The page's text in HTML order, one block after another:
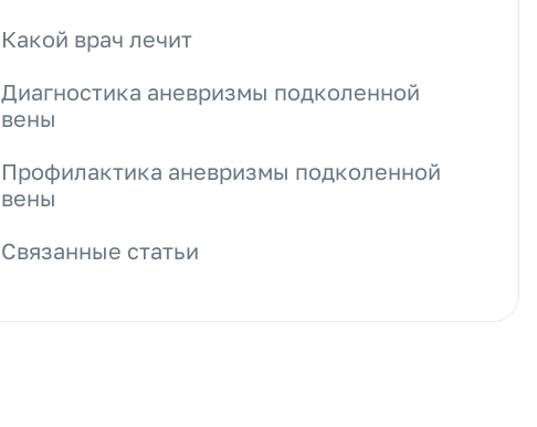
Какой врач лечит
Диагностика аневризмы подколенной
вены
Профилактика аневризмы подколенной
вены
Связанные статьи